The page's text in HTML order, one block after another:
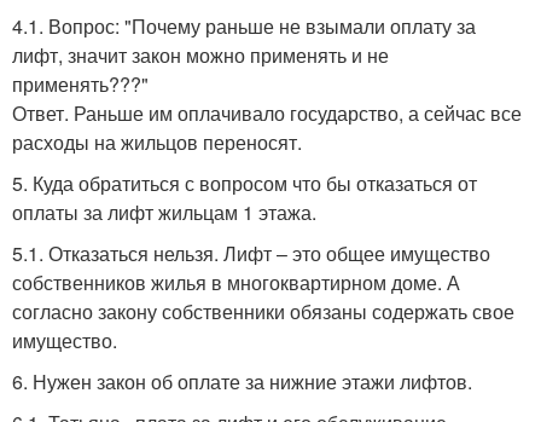
4.1. Вопрос: "Почему раньше не взымали оплату за
лифт, значит закон можно применять и не
применять???"
Ответ. Раньше им оплачивало государство, а сейчас все
расходы на жильцов переносят.
5. Куда обратиться с вопросом что бы отказаться от
оплаты за лифт жильцам 1 этажа.
5.1. Отказаться нельзя. Лифт – это общее имущество
собственников жилья в многоквартирном доме. А
согласно закону собственники обязаны содержать свое
имущество.
6. Нужен закон об оплате за нижние этажи лифтов.